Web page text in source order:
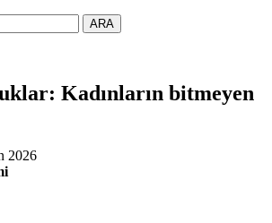
ARA
Kadınların bitmeyen
2026